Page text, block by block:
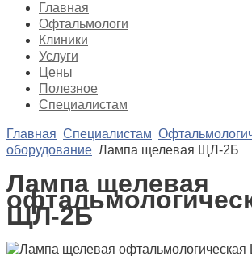
Главная
Офтальмологи
Клиники
Услуги
Цены
Полезное
Специалистам
Главная Специалистам
оборудование Лампа щелевая ЩЛ-2Б
Лампа щелевая
ЩЛ-2Б